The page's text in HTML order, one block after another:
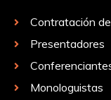
Contratación
Presentadores
Monologuistas